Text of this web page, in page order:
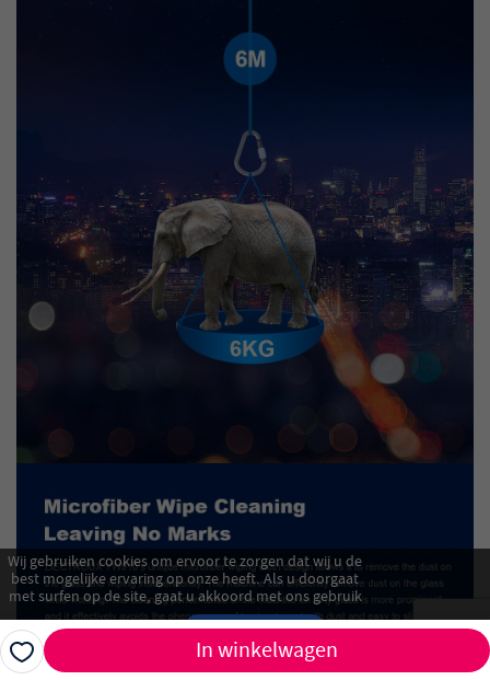
In winkelwagen
Wij gebruiken cookies om ervoor te zorgen dat wij u de
best mogelijke ervaring op onze heeft. Als u doorgaat
met surfen op de site, gaat u akkoord met ons gebruik
van cookies.
Akkoord
Alles afwijzen